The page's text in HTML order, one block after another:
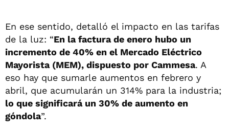
En ese sentido, detalló el impacto en las tarifas
de la luz: “En la factura de enero hubo un
incremento de 40% en el Mercado Eléctrico
Mayorista (MEM), dispuesto por Cammesa. A
eso hay que sumarle aumentos en febrero y
abril, que acumularán un 314% para la industria;
lo que significará un 30% de aumento en
góndola”.